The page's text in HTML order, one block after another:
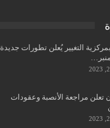
التغيير يُعلن تطورات جديدة
تعلن مراجعة الأنصبة وعقودات